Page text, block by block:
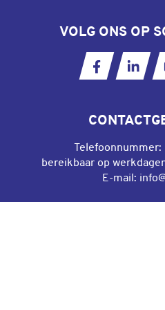
VOLG ONS OP
Ga naarGa
Telefoonnummer:
bereikbaar op
E-mail: